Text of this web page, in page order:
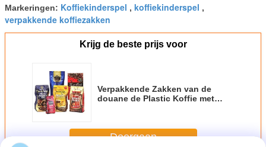
Markeringen: Koffiekinderspel , koffiekinderspel ,
verpakkende koffiezakken
Krijg de beste prijs voor
Verpakkende Zakken van de
douane de Plastic Koffie met
Doorgaan